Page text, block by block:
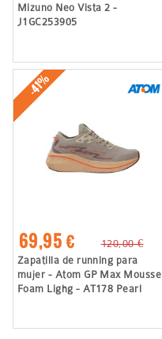
Mizuno Neo Vista 2 -
J1GC253905
-41%
69,95 €
120,00 €
Zapatilla de running para
mujer - Atom GP Max Mousse
Foam Lighg - AT178 Pearl